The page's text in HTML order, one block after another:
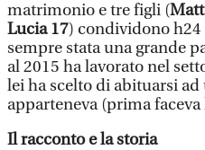
matrimonio e tre figli (
Lucia 17) condividono
sempre stata una grande
al 2015 ha lavorato nel
lei ha scelto di abituarsi
apparteneva (prima
Il racconto e la storia